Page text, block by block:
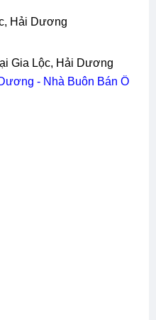
Hải Dương
Gia Lộc, Hải Dương